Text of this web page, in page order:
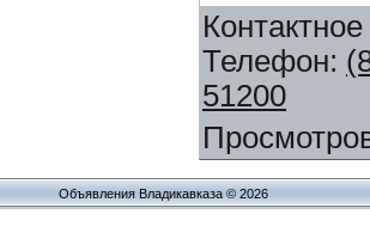
Телефон:
51200
Объявления Владикавказа © 2026